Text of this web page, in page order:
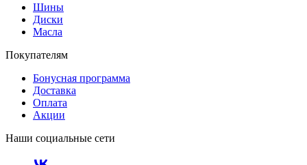
Шины
Диски
Масла
Покупателям
Бонусная программа
Доставка
Оплата
Акции
Наши социальные сети